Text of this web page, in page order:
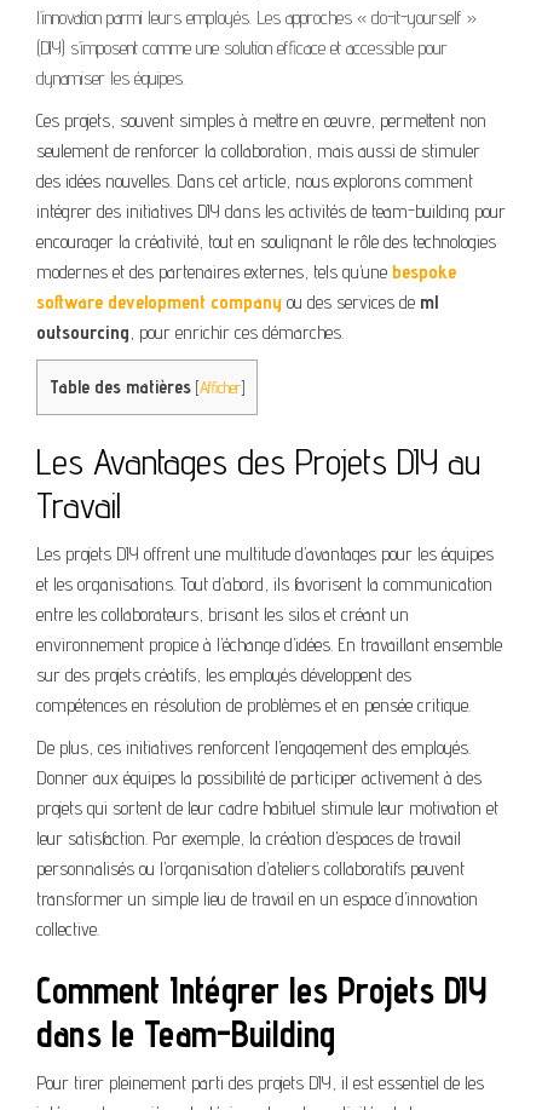
l’innovation parmi leurs employés. Les approches « do-it-yourself »
(DIY) s’imposent comme une solution efficace et accessible pour
dynamiser les équipes.
Ces projets, souvent simples à mettre en œuvre, permettent non
seulement de renforcer la collaboration, mais aussi de stimuler
des idées nouvelles. Dans cet article, nous explorons comment
intégrer des initiatives DIY dans les activités de team-building pour
encourager la créativité, tout en soulignant le rôle des technologies
modernes et des partenaires externes, tels qu’une bespoke
software development company ou des services de ml
outsourcing, pour enrichir ces démarches.
Table des matières [Afficher]
Les Avantages des Projets DIY au
Travail
Les projets DIY offrent une multitude d’avantages pour les équipes
et les organisations. Tout d’abord, ils favorisent la communication
entre les collaborateurs, brisant les silos et créant un
environnement propice à l’échange d’idées. En travaillant ensemble
sur des projets créatifs, les employés développent des
compétences en résolution de problèmes et en pensée critique.
De plus, ces initiatives renforcent l’engagement des employés.
Donner aux équipes la possibilité de participer activement à des
projets qui sortent de leur cadre habituel stimule leur motivation et
leur satisfaction. Par exemple, la création d’espaces de travail
personnalisés ou l’organisation d’ateliers collaboratifs peuvent
transformer un simple lieu de travail en un espace d’innovation
collective.
Comment Intégrer les Projets DIY
dans le Team-Building
Pour tirer pleinement parti des projets DIY, il est essentiel de les